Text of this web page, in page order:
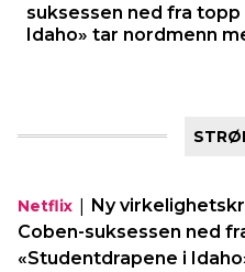
suksessen ned fra
Idaho» tar nordmenn
Netflix | Ny
Coben-suksessen ned
«Studentdrapene i